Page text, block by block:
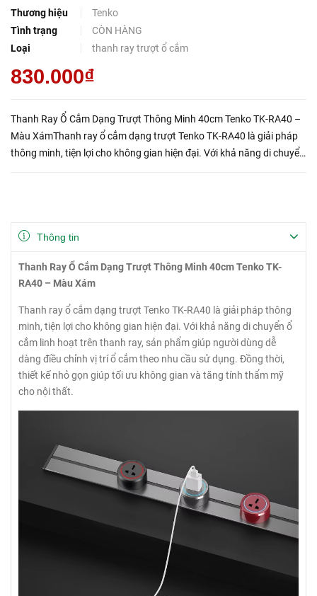
Thương hiệu
Tenko
Tình trạng
CÒN HÀNG
Loại
thanh ray trượt ổ cắm
830.000₫
Thanh Ray Ổ Cắm Dạng Trượt Thông Minh 40cm Tenko TK-RA40 –
Màu XámThanh ray ổ cắm dạng trượt Tenko TK-RA40 là giải pháp
thông minh, tiện lợi cho không gian hiện đại. Với khả năng di chuyển
Thông tin
Thanh Ray Ổ Cắm Dạng Trượt Thông Minh 40cm Tenko TK-
RA40 – Màu Xám
Thanh ray ổ cắm dạng trượt Tenko TK-RA40 là giải pháp thông
minh, tiện lợi cho không gian hiện đại. Với khả năng di chuyển ổ
cắm linh hoạt trên thanh ray, sản phẩm giúp người dùng dễ
dàng điều chỉnh vị trí ổ cắm theo nhu cầu sử dụng. Đồng thời,
thiết kế nhỏ gọn giúp tối ưu không gian và tăng tính thẩm mỹ
cho nội thất.